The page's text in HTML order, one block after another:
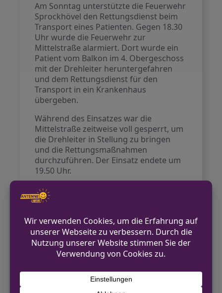
Am Sonntag unterstützte die Feuerwehr
Sprockhövel den Rettungsdienst beim
Transport eines Patienten. Gegen 18.30
Uhr wurde die Feuerwehr zur
Mittelstraße alarmiert. Dort wurde ein
Patient vom Balkon im 4. Obergeschoss
mit der Drehleiter heruntergefahren
und dem Rettungsdienst für den
Transport in ein Krankenhaus
übergeben.
Während des Einsatzes war die
Mittelstraße zeitweise voll gesperrt, um
die Drehleiter in Stellung zu bringen
und die Rettungsmaßnahmen
durchzuführen. Der Einsatz endete um
19.50 Uhr.
Zwei Jugendliche nach Raubüberfall auf
Kiosk in Gladbeck gestellt
NÄCHSTER BEITRAG
19-Jähriger flieht vor Polizei in Hagen-
Hohenlimburg